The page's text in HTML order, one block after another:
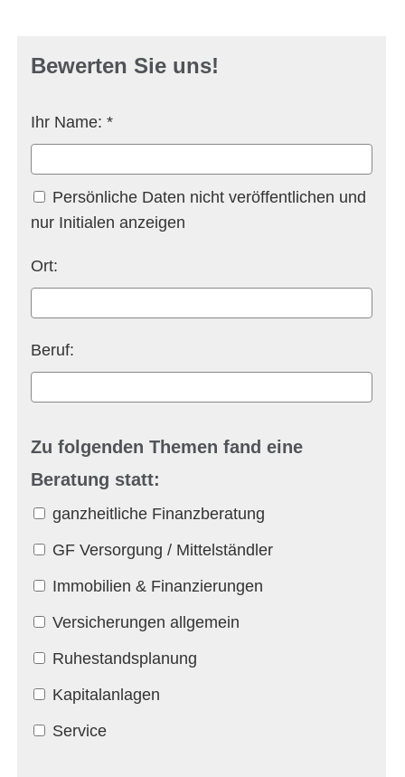
Bewerten Sie uns!
Ihr Name: *
Persönliche Daten nicht veröffentlichen und
nur Initialen anzeigen
Ort:
Beruf:
Zu folgenden Themen fand eine
Beratung statt:
ganzheitliche Finanzberatung
GF Versorgung / Mittelständler
Immobilien & Finanzierungen
Versicherungen allgemein
Ruhestandsplanung
Kapitalanlagen
Service